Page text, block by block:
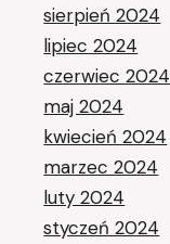
sierpień 2024
lipiec 2024
czerwiec 2024
maj 2024
kwiecień 2024
marzec 2024
luty 2024
styczeń 2024